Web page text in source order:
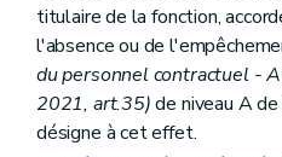
Art. 136
Art. 137
Art. 138
Sous-section 2
Art. 139
Art. 140
titulaire de la fonction,
l'absence ou de
du personnel contractuel -
2021, art.35)de niveau A
désigne à cet effet.